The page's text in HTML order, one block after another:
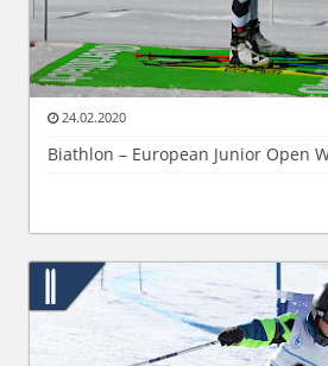
24.02.2020
Biathlon – European Junior Open